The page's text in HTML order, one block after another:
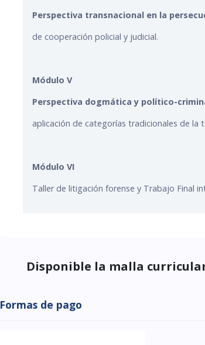
Perspectiva transnacional en la
de cooperación policial y judicial.
Módulo V
Perspectiva dogmática y político-
aplicación de categorías tradicionales de la
Módulo VI
Taller de litigación forense y Trabajo Final
Disponible la malla
Formas de pago